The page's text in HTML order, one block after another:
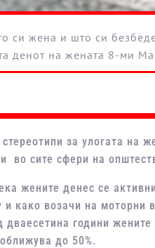
за улогата на
во сите сфери на
жените денес се
како возачи на моторни
години жените
до 50%.